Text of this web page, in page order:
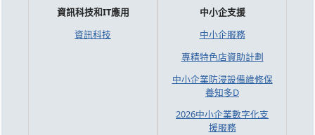
資訊科技和IT應用
資訊科技
中小企支援
中小企服務
專精特色店資助計劃
中小企業防浸設備維修保
養知多D
2026中小企業數字化支
援服務